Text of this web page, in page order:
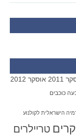
2011 אוסקר 2012
כוכבים
הישראלית לקולנוע
טריילרים